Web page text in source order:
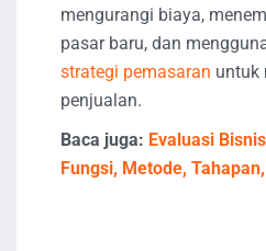
mengurangi biaya,
pasar baru, dan
strategi pemasaran untuk
penjualan.
Baca juga: Evaluasi
Fungsi, Metode,